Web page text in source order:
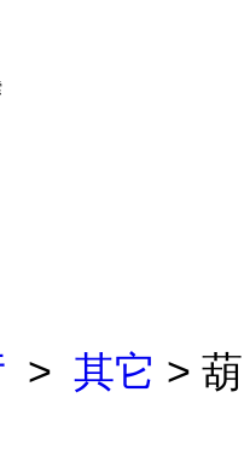
> 其它 > 葫